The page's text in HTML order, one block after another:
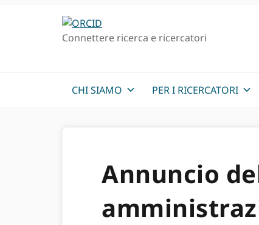
Connettere ricerca e ricercatori
CHI SIAMO PER I RICERCATORI
Annuncio